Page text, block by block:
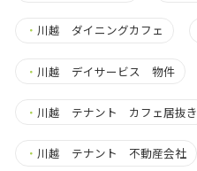
・ 川越 ダイニングカフェ
・ 川越 デイサービス 物件
・ 川越 テナント カフェ居抜き
・ 川越 テナント 不動産会社